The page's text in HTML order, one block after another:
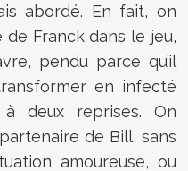
abordé. En fait, on
Franck dans le jeu,
pendu parce qu’il
en infecté
deux reprises. On
de Bill, sans
amoureuse, ou